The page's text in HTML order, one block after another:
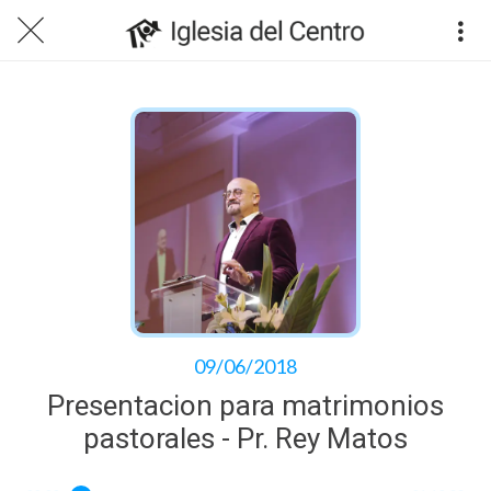
09/06/2018
Presentacion para matrimonios
pastorales - Pr. Rey Matos